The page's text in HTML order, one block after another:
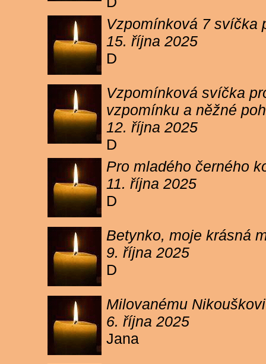
Vzpomínková 7 svíčka
15. října 2025
D
Vzpomínková svíčka
vzpomínku a něžné
12. října 2025
D
Pro mladého černého
11. října 2025
D
Betynko, moje krásná
9. října 2025
D
Milovanému
6. října 2025
Jana